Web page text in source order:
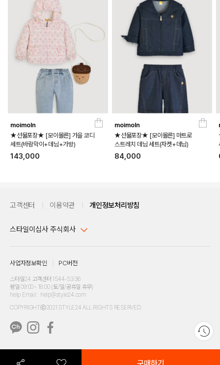
moimoln
★선물포장★ [모이몰른] 가을 코디
세트(바람막이+데님+가방)
143,000
moimoln
★선물포장★ [모이몰른] 마트로
스트레치 데님 세트(자켓+데님)
84,000
고객센터 이용약관 개인정보처리방침
스타일이십사 주식회사
주소 : 서울시 강남구 논현로 633, 6층 (논현동, 한세엠케이빌딩)
사업자등록번호 : 116-81-32499
통신판매업신고번호 : 제 2024-서울강남-04239
개인정보보호책임자 : 배기영
고객센터 1544-5336(평일 09:00~ 18:00 토/일/공휴일 휴무)
사업자정보확인 PC버전
스타일24 고객센터 1544-5336
평일 09:00~ 18:00 (토/일/공휴일 휴무)
help Email : help@style24.com
COPYRIGHTⓒ2021 STYLE24 ALL RIGHTS RESERVED.